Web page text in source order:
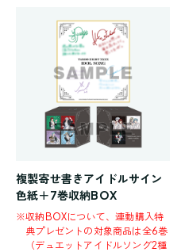
複製寄せ書きアイドルサイン
色紙＋7巻収納BOX
※収納BOXについて、連動購入特
典プレゼントの対象商品は全6巻
（デュエットアイドルソング2種